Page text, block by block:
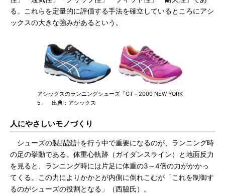
る。これらを定量的に評価する手法を確立しているところにアシ
ックスの大きな強みがあるという。
アシックスのランニングシューズ「GT－2000 NEW YORK
5」 出典：アシックス
人にやさしいモノづくり
シューズの製品設計を行う中で重要になるのが、ランニング時
の足の挙動である。体重心軌跡（ガイダンスライン）と地面反力
を見ると、ランニング時には片足に体重の3～4倍の力がかかっ
てくる。この力によりかかとが内側に倒れこむが「これを制御す
るのがシューズの役割となる」（西脇氏）。